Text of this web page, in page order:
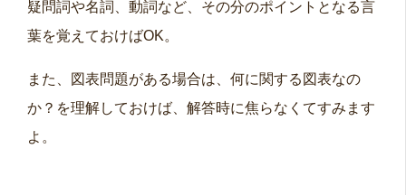
疑問詞や名詞、動詞など、その分のポイントとなる言
葉を覚えておけばOK。
また、図表問題がある場合は、何に関する図表なの
か？を理解しておけば、解答時に焦らなくてすみます
よ。